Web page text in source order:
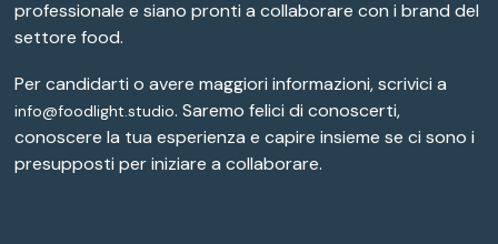
professionale e siano pronti a collaborare con i brand del
settore food.
Per candidarti o avere maggiori informazioni, scrivici a
info@foodlight.studio. Saremo felici di conoscerti,
conoscere la tua esperienza e capire insieme se ci sono i
presupposti per iniziare a collaborare.